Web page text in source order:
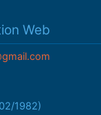
Web
1982)